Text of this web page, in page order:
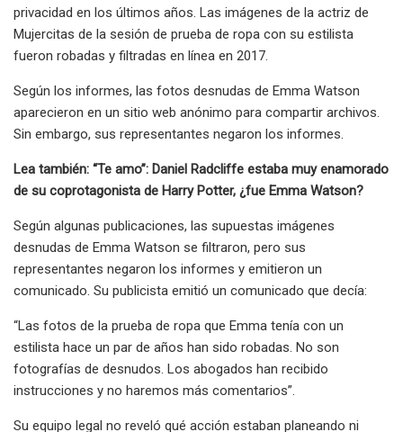
privacidad en los últimos años. Las imágenes de la actriz de
Mujercitas de la sesión de prueba de ropa con su estilista
fueron robadas y filtradas en línea en 2017.
Según los informes, las fotos desnudas de Emma Watson
aparecieron en un sitio web anónimo para compartir archivos.
Sin embargo, sus representantes negaron los informes.
Lea también: “Te amo”: Daniel Radcliffe estaba muy enamorado
de su coprotagonista de Harry Potter, ¿fue Emma Watson?
Según algunas publicaciones, las supuestas imágenes
desnudas de Emma Watson se filtraron, pero sus
representantes negaron los informes y emitieron un
comunicado. Su publicista emitió un comunicado que decía:
“Las fotos de la prueba de ropa que Emma tenía con un
estilista hace un par de años han sido robadas. No son
fotografías de desnudos. Los abogados han recibido
instrucciones y no haremos más comentarios”.
Su equipo legal no reveló qué acción estaban planeando ni